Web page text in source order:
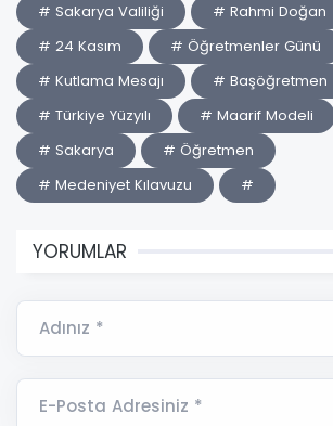
# Sakarya Valiliği
# Rahmi Doğan
# 24 Kasım
# Öğretmenler Günü
# Kutlama Mesajı
# Başöğretmen
# Türkiye Yüzyılı
# Maarif Modeli
# Sakarya
# Öğretmen
# Medeniyet Kılavuzu
#
YORUMLAR
Adınız *
E-Posta Adresiniz *